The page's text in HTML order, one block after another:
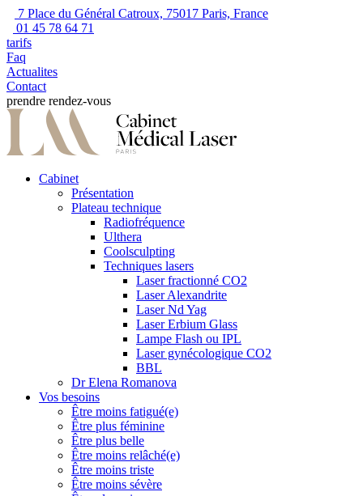
7 Place du Général Catroux, 75017 Paris, France
01 45 78 64 71
tarifs
Faq
Actualites
Contact
prendre rendez-vous
Cabinet
Présentation
Plateau technique
Radiofréquence
Ulthera
Coolsculpting
Techniques lasers
Laser fractionné CO2
Laser Alexandrite
Laser Nd Yag
Laser Erbium Glass
Lampe Flash ou IPL
Laser gynécologique CO2
BBL
Dr Elena Romanova
Vos besoins
Être moins fatigué(e)
Être plus féminine
Être plus belle
Être moins relâché(e)
Être moins triste
Être moins sévère